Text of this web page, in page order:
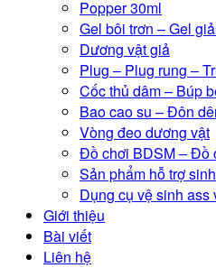
Popper 30ml
Gel bôi trơn – Gel
Dương vật giả
Plug – Plug rung –
Cốc thủ dâm – Búp
Bao cao su – Đôn
Vòng đeo dương vật
Đồ chơi BDSM – Đồ
Sản phẩm hỗ trợ
Dụng cụ vệ sinh ass
Giới thiệu
Bài viết
Liên hệ